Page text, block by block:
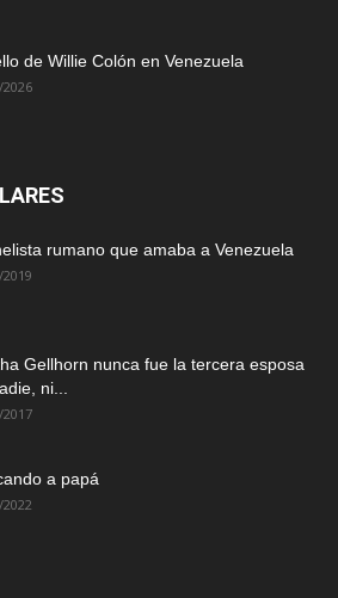
de Willie Colón en Venezuela
rumano que amaba a Venezuela
Gellhorn nunca fue la tercera esposa
ni...
a papá